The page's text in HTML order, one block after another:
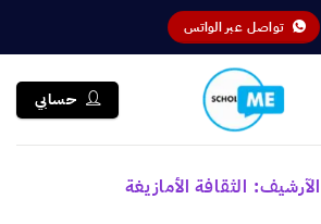
تواصل عبر الواتس
حسابي
الثقافة الأمازيغة